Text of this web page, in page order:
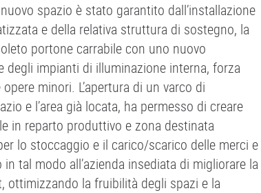
spazio è stato garantito dall’installazione
e della relativa struttura di sostegno, la
portone carrabile con uno nuovo
degli impianti di illuminazione interna, forza
minori. L’apertura di un varco di
e l’area già locata, ha permesso di creare
in reparto produttivo e zona destinata
lo stoccaggio e il carico/scarico delle merci e
tal modo all’azienda insediata di migliorare la
ottimizzando la fruibilità degli spazi e la